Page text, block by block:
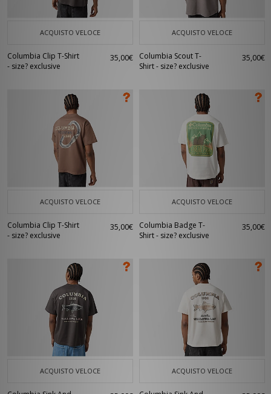
ACQUISTO VELOCE
Columbia Clip T-Shirt
- size? exclusive
35,00€
ACQUISTO VELOCE
Columbia Scout T-
Shirt - size? exclusive
35,00€
ACQUISTO VELOCE
Columbia Clip T-Shirt
- size? exclusive
35,00€
ACQUISTO VELOCE
Columbia Badge T-
Shirt - size? exclusive
35,00€
ACQUISTO VELOCE ACQUISTO VELOCE